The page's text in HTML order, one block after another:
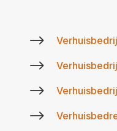
$
$
$
$